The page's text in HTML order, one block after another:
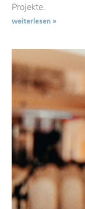
Projekte.
weiterlesen »